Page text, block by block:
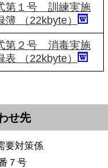
第１号 訓練実施
簿 （22kbyte）
第２号 消毒実施
表 （22kbyte）
せ先
要対策係
７号